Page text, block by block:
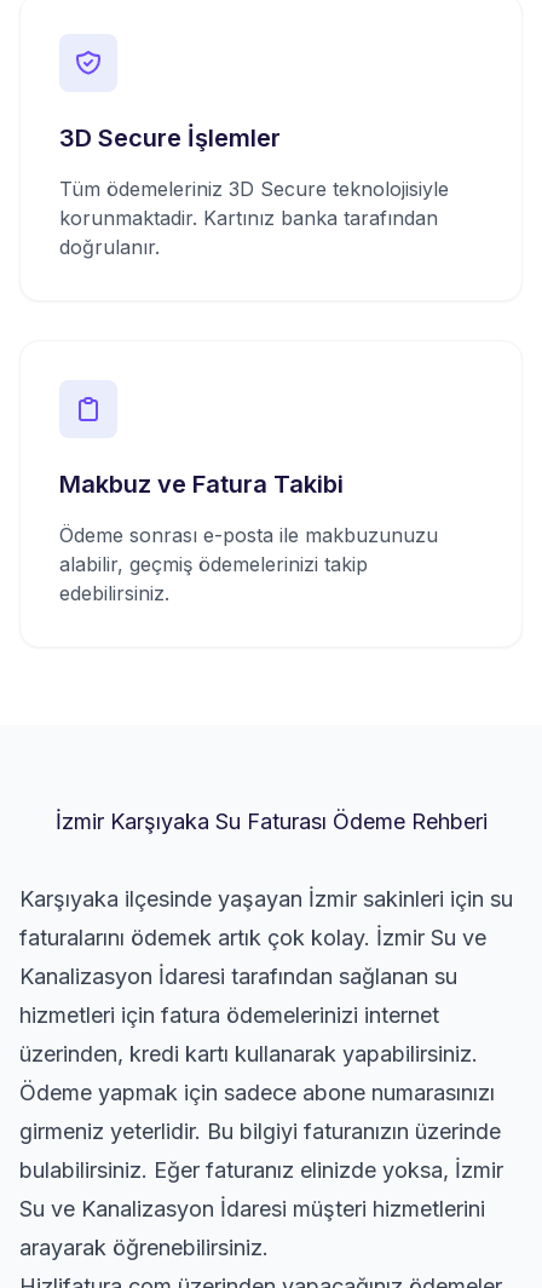
3D Secure İşlemler
Tüm ödemeleriniz 3D Secure teknolojisiyle
korunmaktadir. Kartınız banka tarafından
doğrulanır.
Makbuz ve Fatura Takibi
Ödeme sonrası e-posta ile makbuzunuzu
alabilir, geçmiş ödemelerinizi takip
edebilirsiniz.
İzmir Karşıyaka Su Faturası Ödeme Rehberi
Karşıyaka ilçesinde yaşayan İzmir sakinleri için su
faturalarını ödemek artık çok kolay. İzmir Su ve
Kanalizasyon İdaresi tarafından sağlanan su
hizmetleri için fatura ödemelerinizi internet
üzerinden, kredi kartı kullanarak yapabilirsiniz.
Ödeme yapmak için sadece abone numarasınızı
girmeniz yeterlidir. Bu bilgiyi faturanızın üzerinde
bulabilirsiniz. Eğer faturanız elinizde yoksa, İzmir
Su ve Kanalizasyon İdaresi müşteri hizmetlerini
arayarak öğrenebilirsiniz.